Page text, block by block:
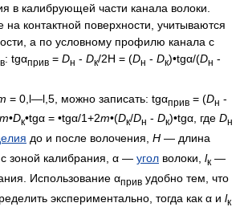
в калибрующей части канала волоки.
контактной поверхности, учитываются
а по условному профилю канала с
: tgαприв = Dн - Dк/2H = (Dн - Dк)•tgα/(Dн -
= 0,l—l,5, можно записать: tgαприв = (Dн -
m•Dк•tgα = •tgα/1+2m•(Dк/Dн - Dк)•tgα, где Dн
до и после волочения, H — длина
с зоной калибрания, α — угол волоки, lк —
Использование αприв удобно тем, что
экспериментально, тогда как α и lк